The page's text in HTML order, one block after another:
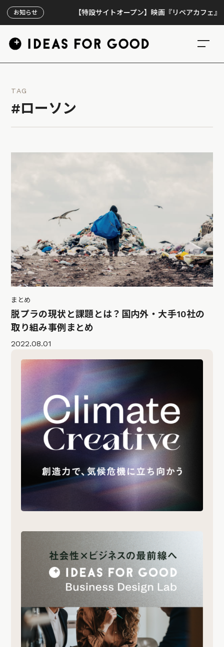
お知らせ 【特設サイトオープン】映画『リペアカフェ』、上
TAG
#ローソン
まとめ
脱プラの現状と課題とは？国内外・大手10社の
取り組み事例まとめ
2022.08.01